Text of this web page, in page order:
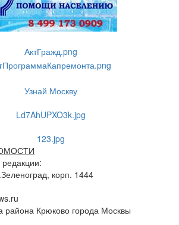
корп. 1444
района Крюково города Москвы